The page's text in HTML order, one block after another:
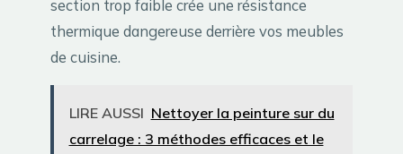
section trop faible crée une résistance
thermique dangereuse derrière vos meubles
de cuisine.
LIRE AUSSI Nettoyer la peinture sur du
carrelage : 3 méthodes efficaces et le